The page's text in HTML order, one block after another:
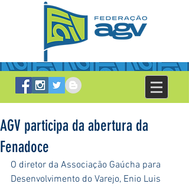
AGV participa da abertura da
Fenadoce
O diretor da Associação Gaúcha para
Desenvolvimento do Varejo, Enio Luis